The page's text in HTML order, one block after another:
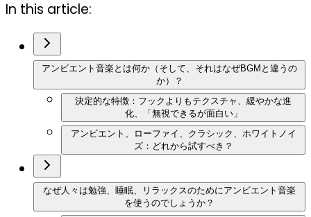
In this article:
アンビエント音楽とは何か（そして、それはなぜBGMと違うの
か）？
決定的な特徴：フックよりもテクスチャ、緩やかな進
化、「無視できるが面白い」
アンビエント、ローファイ、クラシック、ホワイトノイ
ズ：どれから試すべき？
なぜ人々は勉強、睡眠、リラックスのためにアンビエント音楽
を使うのでしょうか？